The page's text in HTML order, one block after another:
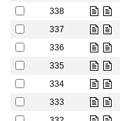
338
337
336
335
334
333